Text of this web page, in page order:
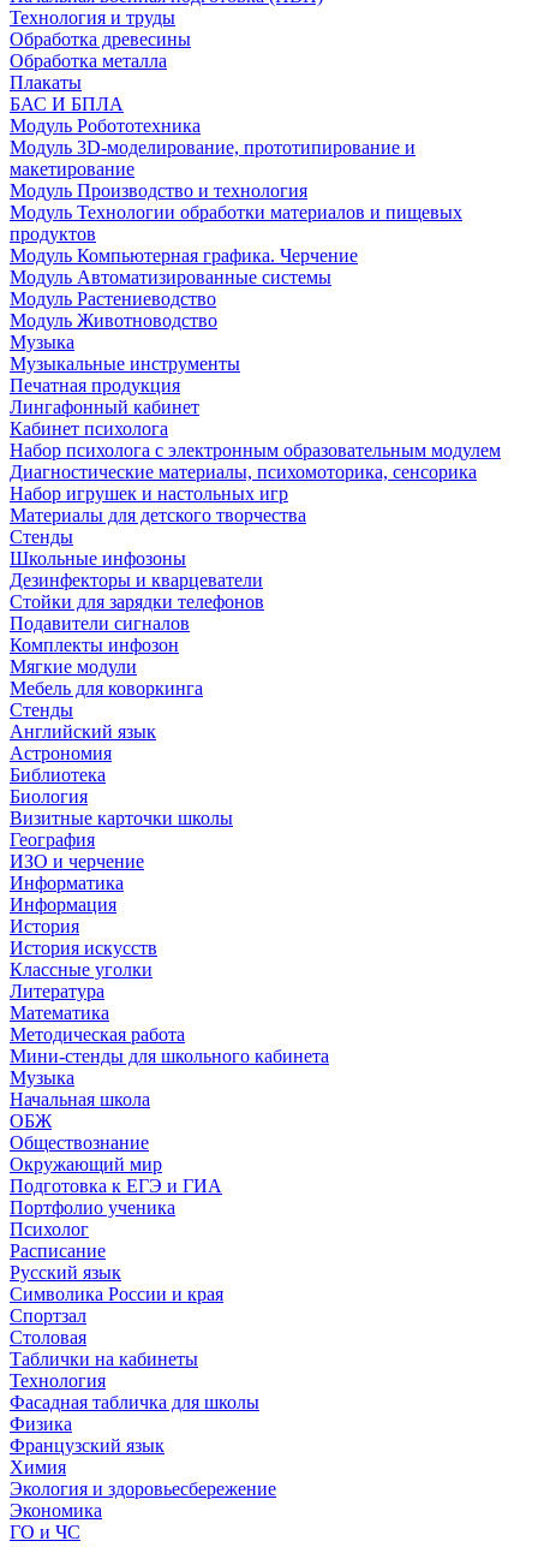
Технология и труды
Обработка древесины
Обработка металла
Плакаты
БАС И БПЛА
Модуль Робототехника
Модуль 3D-моделирование, прототипирование и
макетирование
Модуль Производство и технология
Модуль Технологии обработки материалов и пищевых
продуктов
Модуль Компьютерная графика. Черчение
Модуль Автоматизированные системы
Модуль Растениеводство
Модуль Животноводство
Музыка
Музыкальные инструменты
Печатная продукция
Лингафонный кабинет
Кабинет психолога
Набор психолога с электронным образовательным модулем
Диагностические материалы, психомоторика, сенсорика
Набор игрушек и настольных игр
Материалы для детского творчества
Стенды
Школьные инфозоны
Дезинфекторы и кварцеватели
Стойки для зарядки телефонов
Подавители сигналов
Комплекты инфозон
Мягкие модули
Мебель для коворкинга
Стенды
Английский язык
Астрономия
Библиотека
Биология
Визитные карточки школы
География
ИЗО и черчение
Информатика
Информация
История
История искусств
Классные уголки
Литература
Математика
Методическая работа
Мини-стенды для школьного кабинета
Музыка
Начальная школа
ОБЖ
Обществознание
Окружающий мир
Подготовка к ЕГЭ и ГИА
Портфолио ученика
Психолог
Расписание
Русский язык
Символика России и края
Спортзал
Столовая
Таблички на кабинеты
Технология
Фасадная табличка для школы
Физика
Французский язык
Химия
Экология и здоровьесбережение
Экономика
ГО и ЧС